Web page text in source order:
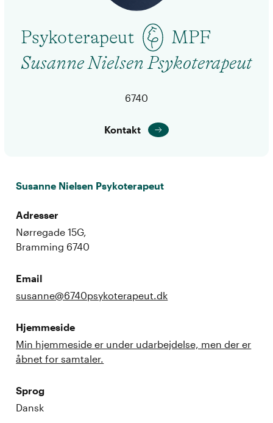
Psykoterapeut
MPF
Susanne Nielsen Psykoterapeut
6740
Kontakt
Susanne Nielsen Psykoterapeut
Adresser
Nørregade 15G,
Bramming 6740
Email
susanne@6740psykoterapeut.dk
Hjemmeside
Min hjemmeside er under udarbejdelse, men der er
åbnet for samtaler.
Sprog
Dansk